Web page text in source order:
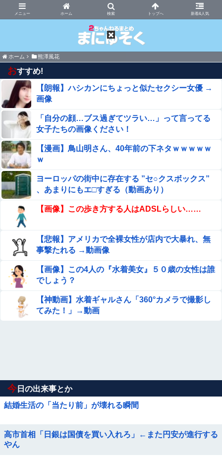
ホーム 新着&人気
まにゅそく 2chまとめニュース速報VIP
ホーム 熊澤風花
おすすめ!
【朗報】ハシカンにちょっと似たセクシー女優 →
画像
「自分の顔…ブス過ぎてツラい…」って言ってる
女子たちの画像ください！
【漫画】鳥山明さん、40年前の下ネタｗｗｗｗｗ
ｗ
ヨーロッパの街中に存在する ”セ○クスボックス”
、あまりにもエ□すぎる（動画あり）
【画像】この歩き方する人はADSLらしい……
【悲報】アメリカで全裸女性が店内で大暴れ、無
事撃たれる →動画像
【画像】この4人の『水着美女』５０歳の女性は誰
でしょう？
【神動画】水着ギャルさん「360°カメラで撮影し
てみた！」→動画
今 日の出来事とか
結婚生活の「当たり前」が壊れる瞬間
高市首相「日銀は国債を買い入れろ」←また円安が進行する
やん